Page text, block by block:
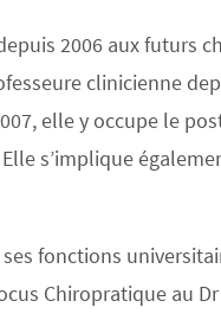
2006 aux futurs
clinicienne
elle y occupe le
s’implique
fonctions
Chiropratique au